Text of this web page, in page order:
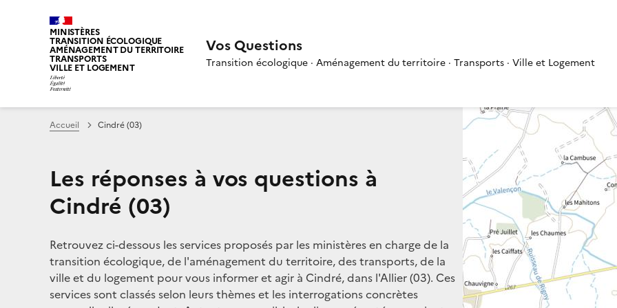
MINISTÈRES
TRANSITION ÉCOLOGIQUE
AMÉNAGEMENT DU TERRITOIRE
TRANSPORTS
VILLE ET LOGEMENT
Vos Questions
Transition écologique · Aménagement du territoire · Transports · Ville et Logement
Accueil Cindré (03)
Les réponses à vos questions à
Cindré (03)
Retrouvez ci-dessous les services proposés par les ministères en charge de la
transition écologique, de l'aménagement du territoire, des transports, de la
ville et du logement pour vous informer et agir à Cindré, dans l'Allier (03). Ces
services sont classés selon leurs thèmes et les interrogations concrètes